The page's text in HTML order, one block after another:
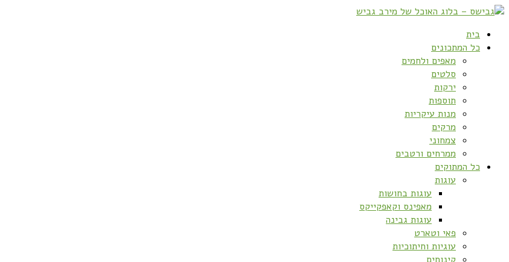
בית
כל המתכונים
מאפים ולחמים
סלטים
ירקות
תוספות
מנות עיקריות
מרקים
צמחוני
ממרחים ורטבים
כל המתוקים
עוגות
עוגות בחושות
מאפינס וקאפקייקס
עוגות גבינה
פאי וטארט
עוגיות וחיתוכיות